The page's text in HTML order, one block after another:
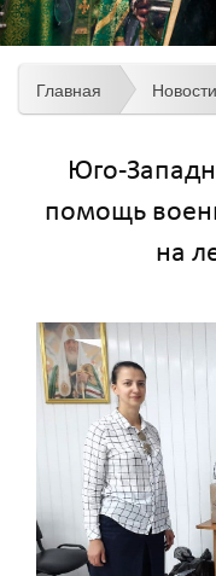
Главная Новости
Юго-
помощь
на